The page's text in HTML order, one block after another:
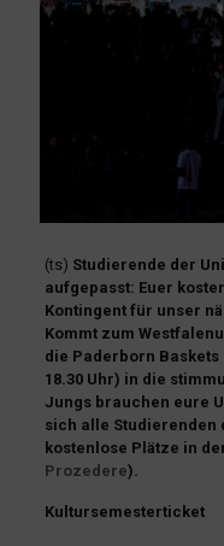
(ts) Studierende der
aufgepasst: Euer
Kontingent für unser
Kommt zum
die Paderborn Baskets
18.30 Uhr) in die
Jungs brauchen eure
sich alle Studierenden
kostenlose Plätze in
Prozedere).
Kultursemesterticket